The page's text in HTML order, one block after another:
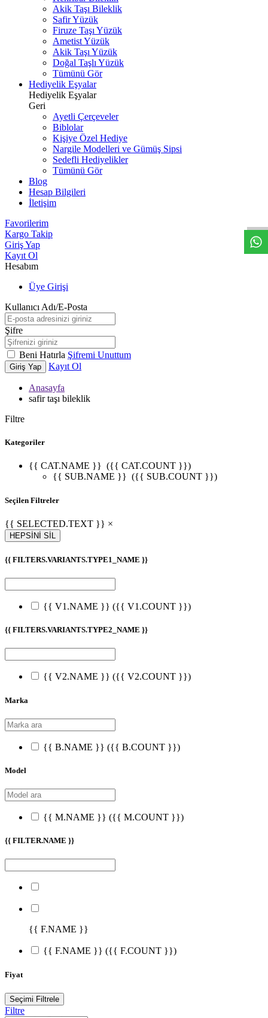
Akik Taşı Bileklik
Safir Yüzük
Firuze Taşı Yüzük
Ametist Yüzük
Akik Taşı Yüzük
Doğal Taşlı Yüzük
Tümünü Gör
Hediyelik Eşyalar
Hediyelik Eşyalar
Geri
Ayetli Çerçeveler
Biblolar
Kişiye Özel Hediye
Nargile Modelleri ve Gümüş Sipsi
Sedefli Hediyelikler
Tümünü Gör
Blog
Hesap Bilgileri
İletişim
Favorilerim
Kargo Takip
Giriş Yap
Kayıt Ol
Hesabım
Üye Girişi
Kullanıcı Adı/E-Posta
Şifre
Beni Hatırla Şifremi Unuttum
Giriş Yap Kayıt Ol
Anasayfa
safir taşı bileklik
Filtre
Kategoriler
{{ CAT.NAME }} ({{ CAT.COUNT }})
{{ SUB.NAME }} ({{ SUB.COUNT }})
Seçilen Filtreler
{{ SELECTED.TEXT }} ×
HEPSİNİ SİL
{{ FILTERS.VARIANTS.TYPE1_NAME }}
{{ V1.NAME }} ({{ V1.COUNT }})
{{ FILTERS.VARIANTS.TYPE2_NAME }}
{{ V2.NAME }} ({{ V2.COUNT }})
Marka
{{ B.NAME }} ({{ B.COUNT }})
Model
{{ M.NAME }} ({{ M.COUNT }})
{{ FILTER.NAME }}
{{ F.NAME }}
{{ F.NAME }} ({{ F.COUNT }})
Fiyat
Seçimi Filtrele
Filtre